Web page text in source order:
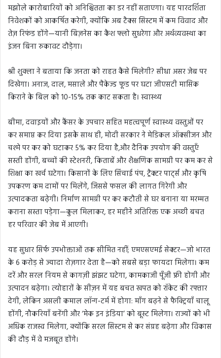
मझोले कारोबारियों को अनिश्चितता का डर नहीं सताएगा। यह पारदर्शिता
निवेशकों को आकर्षित करेगी, क्योंकि अब टैक्स सिस्टम में कम विवाद और
तेज़ रिफंड होंगे—यानी बिज़नेस का कैश फ्लो सुधरेगा और अर्थव्यवस्था का
इंजन बिना रुकावट दौड़ेगा।
श्री शुक्ला ने बताया कि जनता को राहत कैसे मिलेगी? सीधा असर जेब पर
दिखेगा। अनाज, दाल, मसाले और पैकेज्ड फूड पर घटा जीएसटी मासिक
किराने के बिल को 10-15% तक काट सकता है। स्वास्थ्य
बीमा, दवाइयों और कैंसर के उपचार सहित महत्वपूर्ण स्वास्थ्य वस्तुओं पर
कर समाप्त कर दिया इसकेे साथ ही, मोदी सरकार ने मेडिकल ऑक्सीजन और
चश्मे पर कर को घटाकर 5% कर दिया है,और दैनिक उपयोग की वस्तुएँ
सस्ती होंगी, बच्चों की स्टेशनरी, किताबें और शैक्षणिक सामग्री पर कम कर से
शिक्षा का खर्च घटेगा। किसानों के लिए सिंचाई पंप, ट्रैक्टर पार्ट्स और कृषि
उपकरण कम दामों पर मिलेंगे, जिससे फसल की लागत गिरेगी और
उत्पादकता बढ़ेगी। निर्माण सामग्री पर कर कटौती से घर बनाना या मरम्मत
कराना सस्ता पड़ेगा—कुल मिलाकर, हर महीने अतिरिक्त एक अच्छी बचत
हर परिवार की जेब में आएगी।
यह सुधार सिर्फ उपभोक्ताओं तक सीमित नहीं; एमएसएमई सेक्टर—जो भारत
के 6 करोड़ से ज्यादा रोज़गार देता है—को सबसे बड़ा फायदा मिलेगा। कम
दरें और सरल नियम से कागज़ी झंझट घटेगा, कामकाजी पूँजी फ्री होगी और
उत्पादन बढ़ेगा। त्योहारों के सीज़न में यह बचत खपत को रॉकेट की रफ्तार
देगी, लेकिन असली कमाल लॉन्ग-टर्म में होगा: माँग बढ़ने से फैक्ट्रियाँ चालू
होंगी, नौकरियाँ बनेंगी और ‘मेक इन इंडिया’ को बूस्ट मिलेगा। राज्यों को भी
अधिक राजस्व मिलेगा, क्योंकि सरल सिस्टम से कर संग्रह बढ़ेगा और विकास
की दौड़ में वे मजबूत होंगे।